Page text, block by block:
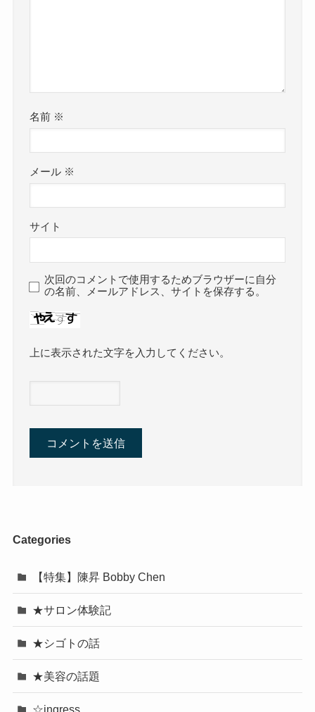
名前 ※
メール ※
サイト
次回のコメントで使用するためブラウザーに自分
の名前、メールアドレス、サイトを保存する。
上に表示された文字を入力してください。
Categories
【特集】陳昇 Bobby Chen
★サロン体験記
★シゴトの話
★美容の話題
☆ingress